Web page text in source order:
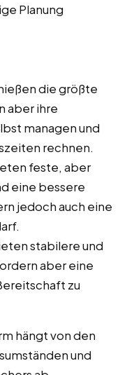
Planung
die größte
aber ihre
managen und
rechnen.
feste, aber
eine bessere
jedoch auch eine
stabilere und
aber eine
zu
hängt von den
und